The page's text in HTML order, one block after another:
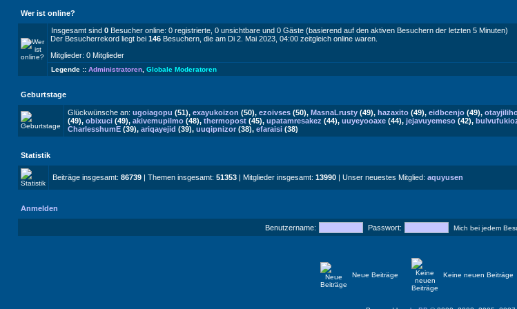
Wer ist online?
Insgesamt sind 0 Besucher online: 0 registrierte, 0 unsichtbare und 0 Gäste (basierend auf den aktiven Besuchern der letzten 5 Minuten)
Der Besucherrekord liegt bei 146 Besuchern, die am Di 2. Mai 2023, 04:00 zeitgleich online waren.
Mitglieder: 0 Mitglieder
Legende :: Administratoren Globale Moderatoren
Geburtstage
Glückwünsche an: ugoiagopu (51), exayukoizon (50), ezoivses (50), MasnaLrusty (49), hazaxito (49), eidbcenjo (49),
(49), obixuci (49), akivemupilmo (48), thermopost (45), upatamresakez (44), uuyeyooaxe (44), jejavuyemeso (42),
CharlesshumE (39), ariqayejid (39), uuqipnizor (38), efaraisi (38)
Statistik
Beiträge insgesamt: 86739 | Themen insgesamt: 51353 | Mitglieder insgesamt: 13990 | Unser neuestes Mitglied: aquyusen
Anmelden
Benutzername: Passwort: Mich bei jedem
Neue Beiträge Keine neuen Beiträge